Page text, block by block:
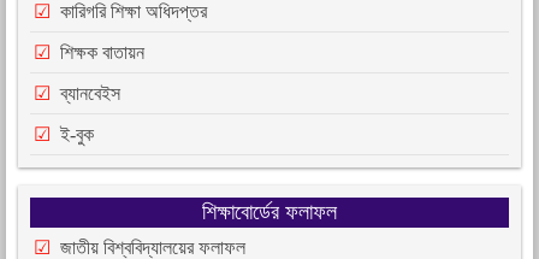
কারিগরি শিক্ষা অধিদপ্তর
শিক্ষক বাতায়ন
ব্যানবেইস
ই-বুক
শিক্ষাবোর্ডের ফলাফল
জাতীয় বিশ্ববিদ্যালয়ের ফলাফল